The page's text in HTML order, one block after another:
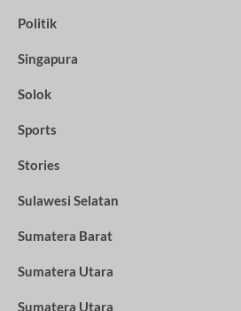
Politik
Singapura
Solok
Sports
Stories
Sulawesi Selatan
Sumatera Barat
Sumatera Utara
Sumatera Utara